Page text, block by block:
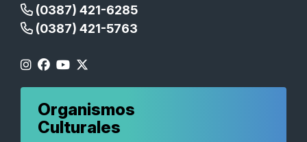
(0387) 421-6285
(0387) 421-5763
Organismos
Culturales